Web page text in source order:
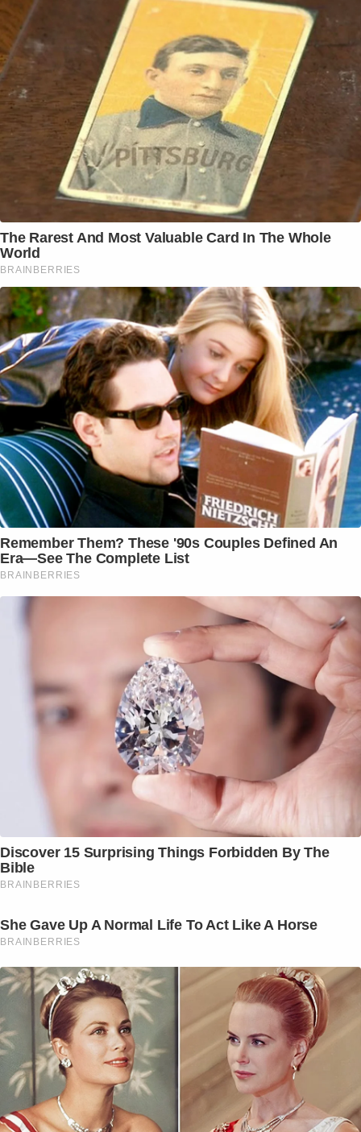
The Rarest And Most Valuable Card In The Whole
World
BRAINBERRIES
Remember Them? These '90s Couples Defined An
Era—See The Complete List
BRAINBERRIES
Discover 15 Surprising Things Forbidden By The
Bible
BRAINBERRIES
She Gave Up A Normal Life To Act Like A Horse
BRAINBERRIES